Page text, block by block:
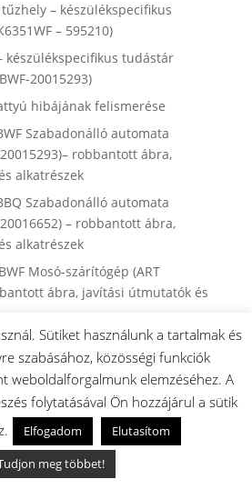
– készülékspecifikus
– 595210)
készülékspecifikus tudástár
20015293)
hibájának felismerése
Szabadonálló automata
robbantott ábra,
alkatrészek
Szabadonálló automata
– robbantott ábra,
alkatrészek
Mosó-szárítógép (ART
ábra, javítási útmutatók és
Szabadonálló automata
robbantott ábra,
alkatrészek
Szabadonálló automata
– robbantott ábra,
alkatrészek
Szabadonálló automata
Sütiket használunk a tartalmak és
szabásához, közösségi funkciók
weboldalforgalmunk elemzéséhez. A
folytatásával Ön hozzájárul a sütik
Elfogadom
Elutasítom
meg többet!